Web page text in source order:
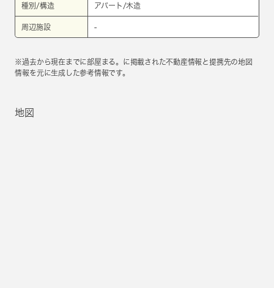
種別/構造 アパート/木造
周辺施設 -
※過去から現在までに部屋まる。に掲載された不動産情報と提携先の地図
情報を元に生成した参考情報です。
地図